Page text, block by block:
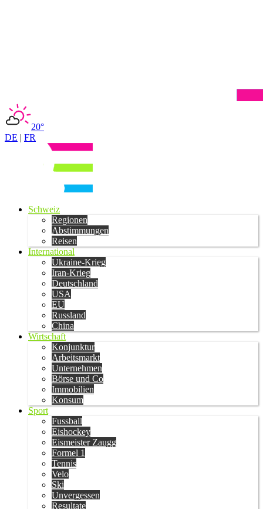
20°
DE | FR
Schweiz
Regionen
Abstimmungen
Reisen
International
Ukraine-Krieg
Iran-Krieg
Deutschland
USA
EU
Russland
China
Wirtschaft
Konjunktur
Arbeitsmarkt
Unternehmen
Börse und Co
Immobilien
Konsum
Sport
Fussball
Eishockey
Eismeister Zaugg
Formel 1
Tennis
Velo
Ski
Unvergessen
Resultate